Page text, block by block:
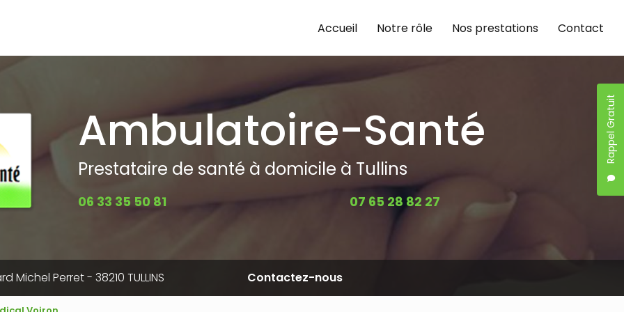
Rappel Gratuit
Accueil
Notre rôle Nos prestations Contact
Ambulatoire-Santé
Prestataire de santé à domicile à Tullins
06 33 35 50 81 07 65 28 82 27
Michel Perret - 38210 TULLINS Contactez-nous